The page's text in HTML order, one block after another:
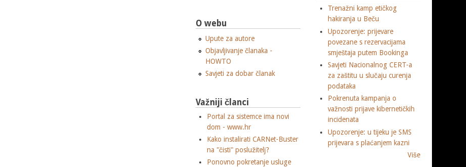
O webu
Upute za autore
Objavljivanje članaka -
HOWTO
Savjeti za dobar članak
Važniji članci
Portal za sistemce ima novi
dom - www.hr
Kako instalirati CARNet-Buster
na "čisti" poslužitelj?
Ponovno pokretanje usluge
Trenažni kamp etičkog
hakiranja u Beču
Upozorenje: prijevare
povezane s rezervacijama
smještaja putem Bookinga
Savjeti Nacionalnog CERT-a
za zaštitu u slučaju curenja
podataka
Pokrenuta kampanja o
važnosti prijave kibernetičkih
incidenata
Upozorenje: u tijeku je SMS
prijevara s plaćanjem kazni
Više